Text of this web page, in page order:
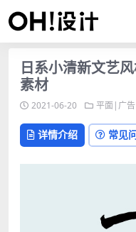
日系小清新文艺
素材
2021-06-20 平面|广告
详情介绍 常见